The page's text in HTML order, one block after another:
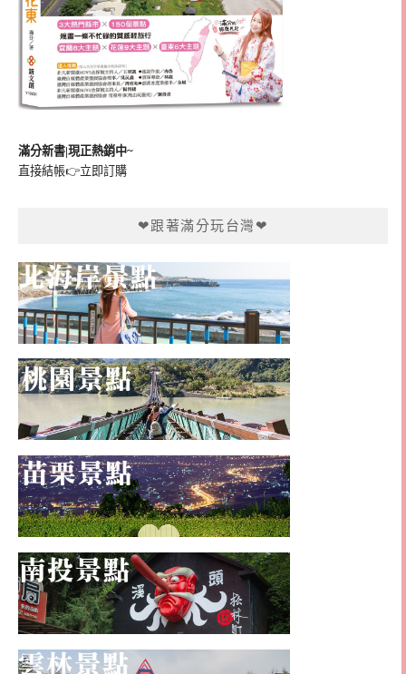
滿分新書|現正熱銷中~
直接結帳👉立即訂購
❤跟著滿分玩台灣❤